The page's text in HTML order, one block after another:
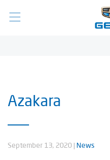
Azakara
September 13, 2020 | News